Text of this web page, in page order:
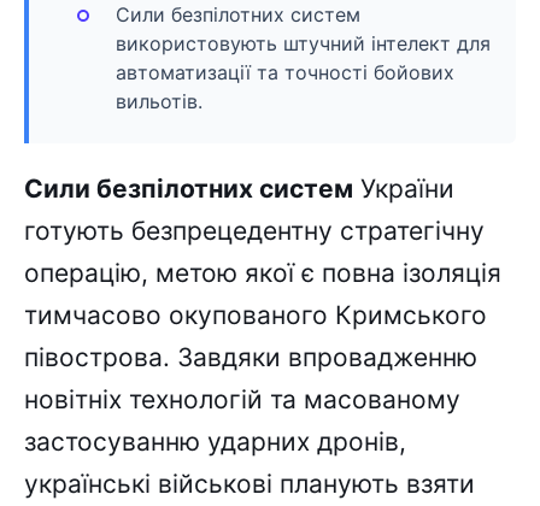
Сили безпілотних систем
використовують штучний інтелект для
автоматизації та точності бойових
вильотів.
Сили безпілотних систем України
готують безпрецедентну стратегічну
операцію, метою якої є повна ізоляція
тимчасово окупованого Кримського
півострова. Завдяки впровадженню
новітніх технологій та масованому
застосуванню ударних дронів,
українські військові планують взяти